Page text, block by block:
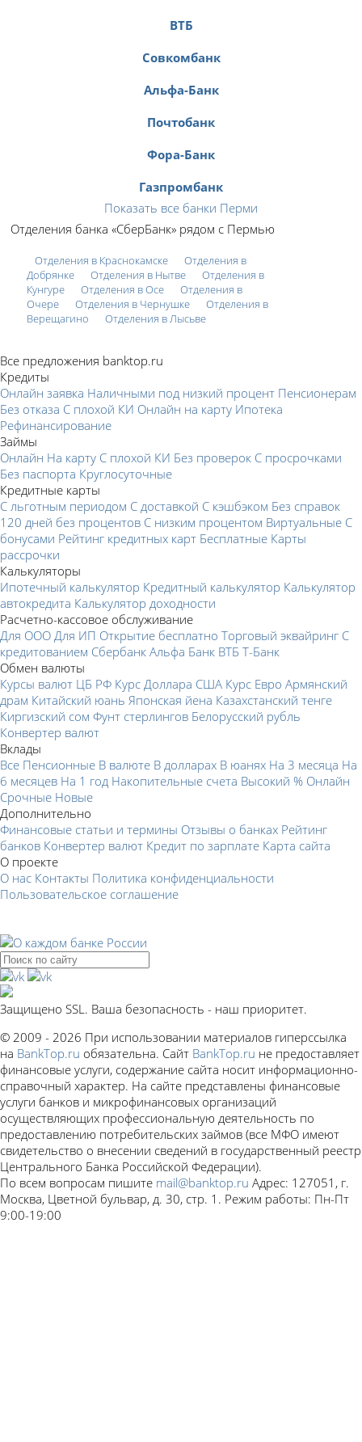
ВТБ
Совкомбанк
Альфа-Банк
Почтобанк
Фора-Банк
Газпромбанк
Показать все банки Перми
Отделения банка «СберБанк» рядом с Пермью
Отделения в Краснокамске
Отделения в
Добрянке
Отделения в Нытве
Отделения в
Кунгуре
Отделения в Осе
Отделения в
Очере
Отделения в Чернушке
Отделения в
Верещагино
Отделения в Лысьве
Все предложения banktop.ru
Кредиты
Онлайн заявка Наличными под низкий процент Пенсионерам
Без отказа С плохой КИ Онлайн на карту Ипотека
Рефинансирование
Займы
Онлайн На карту С плохой КИ Без проверок С просрочками
Без паспорта Круглосуточные
Кредитные карты
С льготным периодом С доставкой С кэшбэком Без справок
120 дней без процентов С низким процентом Виртуальные С
бонусами Рейтинг кредитных карт Бесплатные Карты
рассрочки
Калькуляторы
Ипотечный калькулятор Кредитный калькулятор Калькулятор
автокредита Калькулятор доходности
Расчетно-кассовое обслуживание
Для ООО Для ИП Открытие бесплатно Торговый эквайринг С
кредитованием Сбербанк Альфа Банк ВТБ Т-Банк
Обмен валюты
Курсы валют ЦБ РФ Курс Доллара США Курс Евро Армянский
драм Китайский юань Японская йена Казахстанский тенге
Киргизский сом Фунт стерлингов Белорусский рубль
Конвертер валют
Вклады
Все Пенсионные В валюте В долларах В юанях На 3 месяца На
6 месяцев На 1 год Накопительные счета Высокий % Онлайн
Срочные Новые
Дополнительно
Финансовые статьи и термины Отзывы о банках Рейтинг
банков Конвертер валют Кредит по зарплате Карта сайта
О проекте
О нас Контакты Политика конфиденциальности
Пользовательское соглашение
Защищено SSL. Ваша безопасность - наш приоритет.
© 2009 - 2026 При использовании материалов гиперссылка
на BankTop.ru обязательна. Сайт BankTop.ru не предоставляет
финансовые услуги, содержание сайта носит информационно-
справочный характер. На сайте представлены финансовые
услуги банков и микрофинансовых организаций
осуществляющих профессиональную деятельность по
предоставлению потребительских займов (все МФО имеют
свидетельство о внесении сведений в государственный реестр
Центрального Банка Российской Федерации).
По всем вопросам пишите mail@banktop.ru Адрес: 127051, г.
Москва, Цветной бульвар, д. 30, стр. 1. Режим работы: Пн-Пт
9:00-19:00